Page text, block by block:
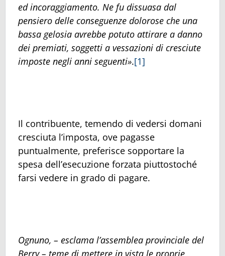
ed incoraggiamento. Ne fu dissuasa dal
pensiero delle conseguenze dolorose che una
bassa gelosia avrebbe potuto attirare a danno
dei premiati, soggetti a vessazioni di cresciute
imposte negli anni seguenti».[1]
Il contribuente, temendo di vedersi domani
cresciuta l’imposta, ove pagasse
puntualmente, preferisce sopportare la
spesa dell’esecuzione forzata piuttostoché
farsi vedere in grado di pagare.
Ognuno, – esclama l’assemblea provinciale del